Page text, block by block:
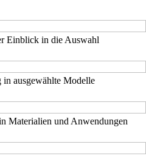
Einblick in die Auswahl
ausgewählte Modelle
Materialien und Anwendungen